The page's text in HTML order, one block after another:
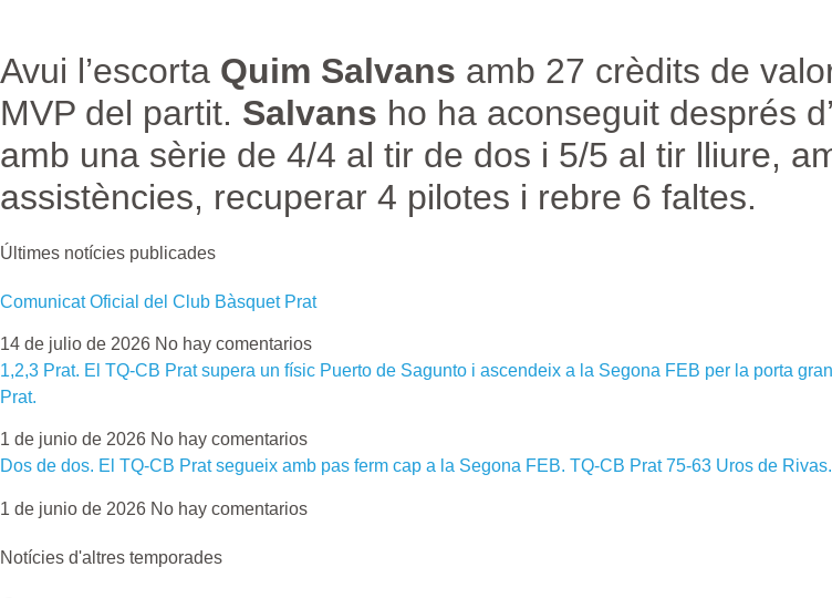
Avui l’escorta Quim Salvans amb 27 crèdits de
MVP del partit. Salvans ho ha aconseguit després
amb una sèrie de 4/4 al tir de dos i 5/5 al tir lliure,
assistències, recuperar 4 pilotes i rebre 6 faltes.
Últimes notícies publicades
Comunicat Oficial del Club Bàsquet Prat
14 de julio de 2026 No hay comentarios
1,2,3 Prat. El TQ-CB Prat supera un físic Puerto de Sagunto i ascendeix a la Segona FEB per la porta
Prat.
1 de junio de 2026 No hay comentarios
Dos de dos. El TQ-CB Prat segueix amb pas ferm cap a la Segona FEB. TQ-CB Prat 75-63 Uros de Rivas.
1 de junio de 2026 No hay comentarios
Notícies d'altres temporades